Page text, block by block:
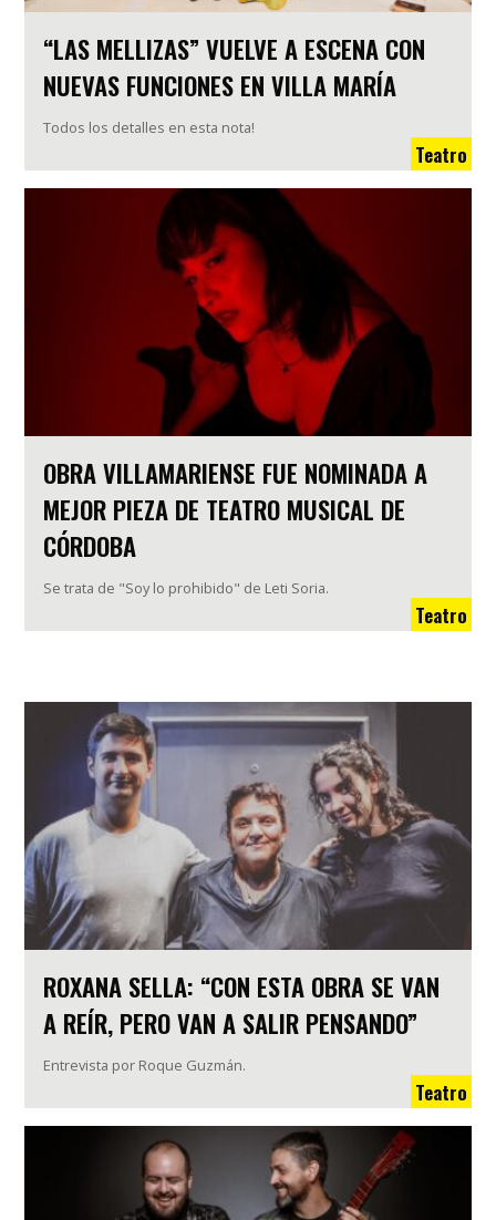
“LAS MELLIZAS” VUELVE A ESCENA CON
NUEVAS FUNCIONES EN VILLA MARÍA
Todos los detalles en esta nota!
Teatro
OBRA VILLAMARIENSE FUE NOMINADA A
MEJOR PIEZA DE TEATRO MUSICAL DE
CÓRDOBA
Se trata de "Soy lo prohibido" de Leti Soria.
Teatro
ROXANA SELLA: “CON ESTA OBRA SE VAN
A REÍR, PERO VAN A SALIR PENSANDO”
Entrevista por Roque Guzmán.
Teatro